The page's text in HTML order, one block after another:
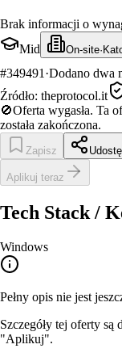
Brak informacji o
Mid
On-site·
#349491 ·Dodano dwa
Źródło: theprotocol.it
🚫Oferta wygasła. Ta
została zakończona.
Zapisz
Aplikuj teraz
Tech Stack /
Windows
Pełny opis nie jest
Szczegóły tej oferty
"Aplikuj".